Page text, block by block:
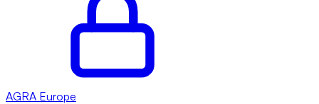
AGRA Europe